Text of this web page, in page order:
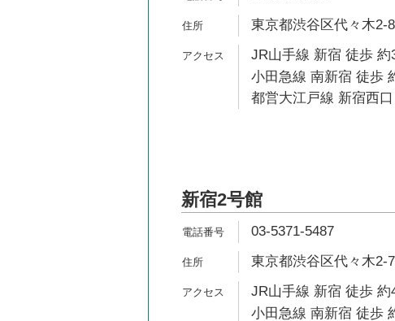
東京都渋谷区代々木2-
JR山手線 新宿 徒歩 約
小田急線 南新宿 徒歩
都営大江戸線 新宿西
新宿2号館
03-5371-5487
東京都渋谷区代々木2-
JR山手線 新宿 徒歩 約
小田急線 南新宿 徒歩